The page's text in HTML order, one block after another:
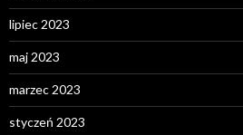
lipiec 2023
maj 2023
marzec 2023
styczeń 2023